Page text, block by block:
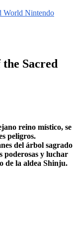
World Nintendo
Sacred
reino místico, se
peligros.
del árbol sagrado
poderosas y luchar
de la aldea Shinju.